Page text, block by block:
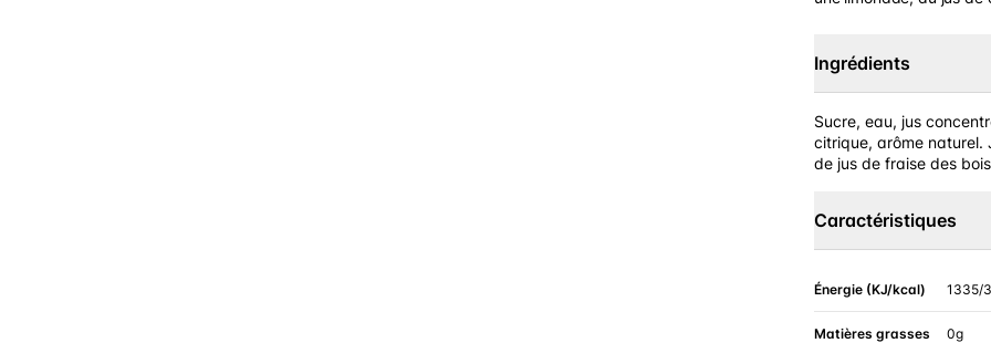
Ingrédients
Sucre, eau, jus
citrique, arôme naturel.
de jus de fraise des
Caractéristiques
Énergie (KJ/kcal) 1335/
Matières grasses 0g